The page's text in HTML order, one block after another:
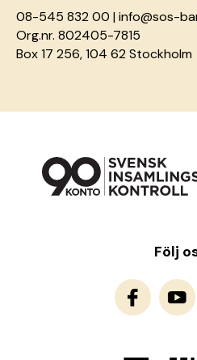
08-545 832 00 |info@sos-
Org.nr. 802405-7815
Box 17 256, 104 62 Stockholm
Följ